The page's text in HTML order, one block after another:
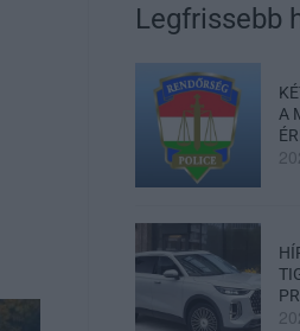
Legfrissebb
A